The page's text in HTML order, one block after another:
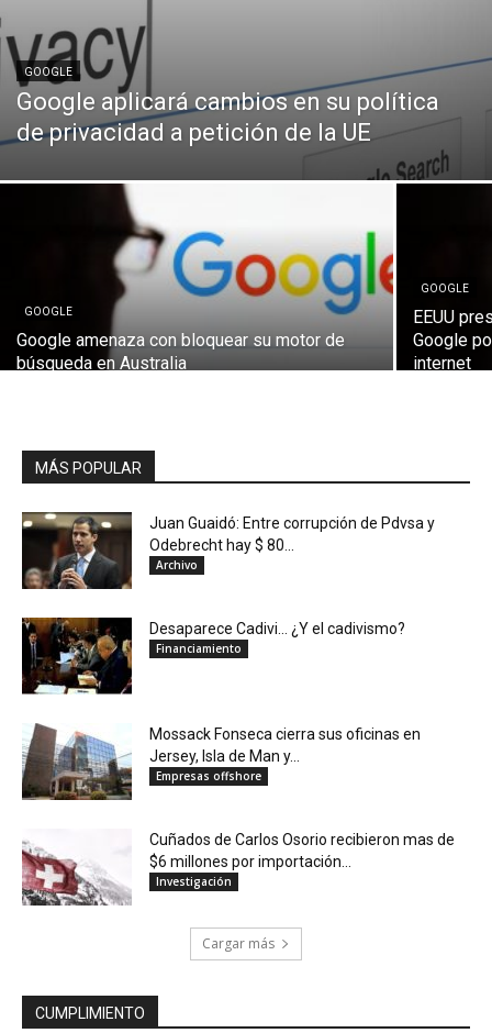
GOOGLE
Google aplicará cambios en su política
de privacidad a petición de la UE
GOOGLE
Google amenaza con bloquear su motor de
búsqueda en Australia
GOOGLE
EEUU
Google
internet
MÁS POPULAR
Juan Guaidó: Entre corrupción de Pdvsa y
Odebrecht hay $ 80...
Archivo
Desaparece Cadivi… ¿Y el cadivismo?
Financiamiento
Mossack Fonseca cierra sus oficinas en
Jersey, Isla de Man y...
Empresas offshore
Cuñados de Carlos Osorio recibieron mas de
$6 millones por importación...
Investigación
Cargar más
CUMPLIMIENTO